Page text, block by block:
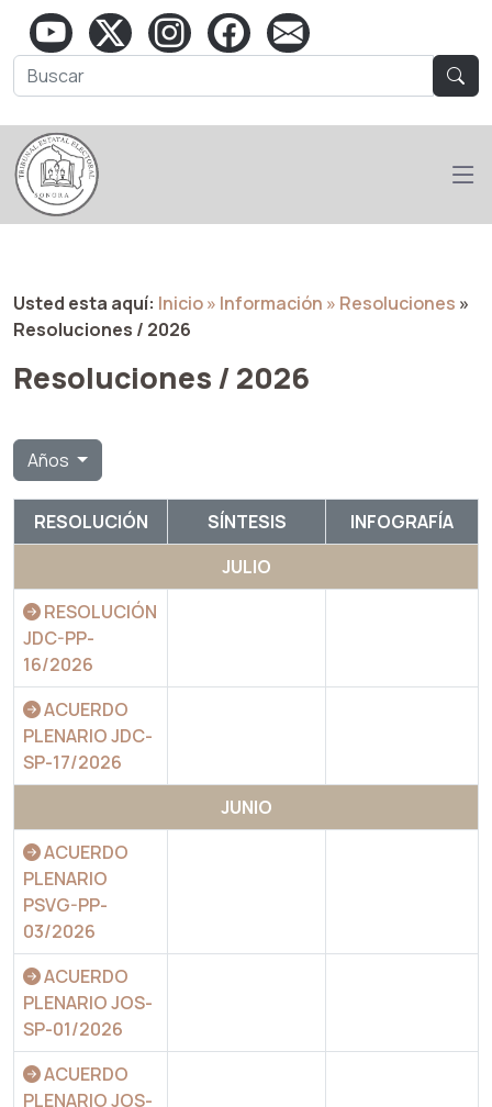
Usted esta aquí: Inicio» Información » Resoluciones »
Resoluciones / 2026
Resoluciones / 2026
Años
RESOLUCIÓN SÍNTESIS
INFOGRAFÍA
JULIO
RESOLUCIÓN
JDC-PP-
16/2026
ACUERDO
PLENARIO JDC-
SP-17/2026
JUNIO
ACUERDO
PLENARIO
PSVG-PP-
03/2026
ACUERDO
PLENARIO JOS-
SP-01/2026
ACUERDO
PLENARIO JOS-